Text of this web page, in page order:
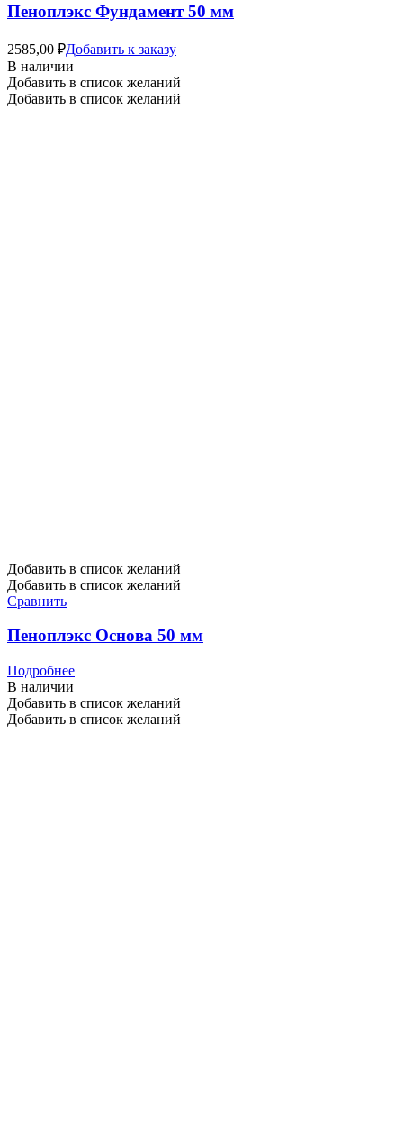
Пеноплэкс Фундамент 50 мм
2585,00 ₽Добавить к заказу
В наличии
Добавить в список желаний
Добавить в список желаний
Добавить в список желаний
Добавить в список желаний
Сравнить
Пеноплэкс Основа 50 мм
Подробнее
В наличии
Добавить в список желаний
Добавить в список желаний